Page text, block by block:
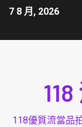
7 8 月, 2026
118優質流當品